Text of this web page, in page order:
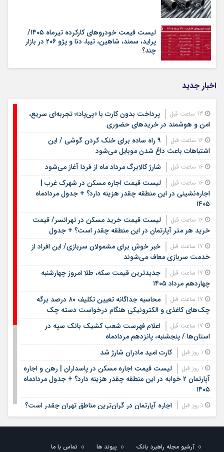
لیست قیمت خودروهای کارکرده تیرماه ۱۴۰۵/
پراید، سمند، شاهین، تیبا، دنا و پژو ۲۰۶ در بازار
چند؟
اخبار جدید
پرداخت بدون کارت با «پی‌پاد»؛ تجربه‌ای سریع،
امن و هوشمند در خریدهای حضوری
۹ راه ساده برای خنک کردن گوشی / این
اشتباهات باعث داغ شدن موبایل می‌شود
شارژ کالابرگ مرداد ماه از فردا آغاز می‌شود
لیست قیمت اجاره مسکن در شهرک غرب |
اجاره‌نشینی در این منطقه چقدر هزینه دارد؟ + جدول مردادماه
۱۴۰۵
لیست قیمت خرید مسکن در تهرانسر/ قیمت
خرید هر متر آپارتمان در این منطقه چقدر است؟ + جدول
خبر خوش برای مشمولان سربازی/ این افراد از
خدمت سربازی معاف می‌شوند
جدیدترین قیمت سکه، طلا امروز چهارشنبه
چهاردهم مرداد ۱۴۰۵
محاسبه جداگانه تعیین تکلیف ۸۰ درصد برگه
چک‌های کاغذی و الکترونیکی هنگام درخواست دسته چک
اعلام فهرست شعب کشیک بانک سپه در
استان‌ها / پنجشنبه، پانزدهم مردادماه
کارت امید مادران شارژ شد
لیست قیمت اجاره مسکن در پاسداران | رهن و اجاره
آپارتمان ۲ خوابه در این منطقه چقدر هزینه دارد؟ + جدول مردادماه
۱۴۰۵
اجاره آپارتمان در گران‌ترین مناطق تهران چقدر است؟
+ جدول
آپارتمان ۱۰۰ متری در این منطقه چقدر سرمایه نیاز دارد؟ + جدول
آرشیو مجله راهبرد بانک پیوند ها تماس با ما